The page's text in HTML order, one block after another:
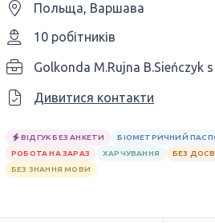
Польща, Варшава
10 робітників
Дивитися контакти
ВІДГУК БЕЗ АНКЕТИ
БІОМЕТРИЧНИЙ
РОБОТА НА ЗАРАЗ
ХАРЧУВАННЯ
БЕЗ
БЕЗ ЗНАННЯ МОВИ